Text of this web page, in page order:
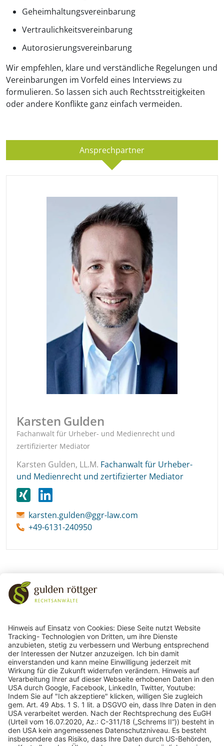
Geheimhaltungsvereinbarung
Vertraulichkeitsvereinbarung
Autorosierungsvereinbarung
Wir empfehlen, klare und verständliche Regelungen und
Vereinbarungen im Vorfeld eines Interviews zu
formulieren. So lassen sich auch Rechtsstreitigkeiten
oder andere Konflikte ganz einfach vermeiden.
Ansprechpartner
Karsten Gulden
Fachanwalt für Urheber- und Medienrecht und
zertifizierter Mediator
Karsten Gulden, LL.M. Fachanwalt für Urheber-
und Medienrecht und zertifizierter Mediator
karsten.gulden@ggr-law.com
+49-6131-240950
gulden röttger rechtsanwälte
gulden röttger rechtsanwälte
Jean-Pierre-Jungels-Str.10
55126 Mainz